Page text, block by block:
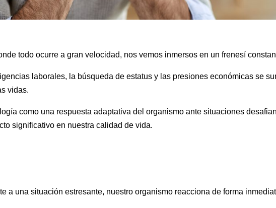
todo ocurre a gran velocidad, nos vemos inmersos en un frenesí
laborales, la búsqueda de estatus y las presiones económicas se
vidas.
como una respuesta adaptativa del organismo ante situaciones
significativo en nuestra calidad de vida.
a una situación estresante, nuestro organismo reacciona de forma